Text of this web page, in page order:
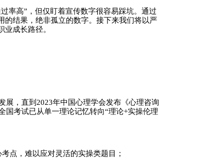
率高”，但仅盯着宣传数字很容易踩坑。通过
的结果，绝非孤立的数字。接下来我们将以严
成长路径。
展，直到2023年中国心理学会发布《心理咨询
国考试已从单一理论记忆转向“理论+实操伦理
点，难以应对灵活的实操类题目；